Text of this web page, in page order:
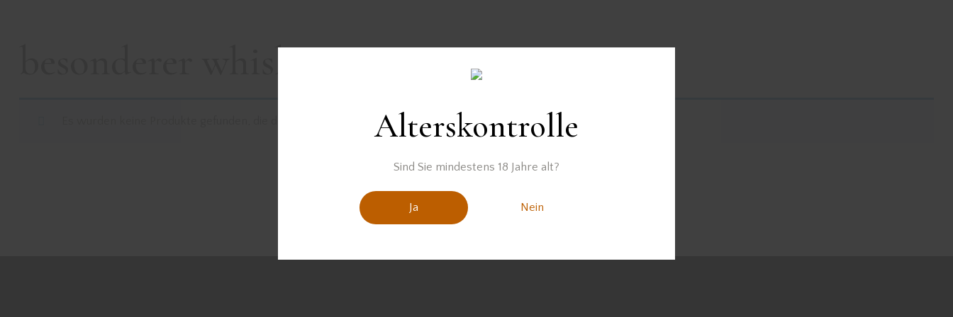
Alterskontrolle
Sind Sie mindestens 18 Jahre alt?
Ja Nein
besonderer whisky
Es wurden keine Produkte gefunden, die deiner Auswahl entsprechen.